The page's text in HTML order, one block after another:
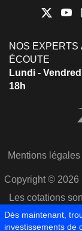
NOS EXPERTS
ÉCOUTE
Lundi -
18h
Mentions légales
Copyright © 2026
Les cotations
Dès maintenant,
investissements de